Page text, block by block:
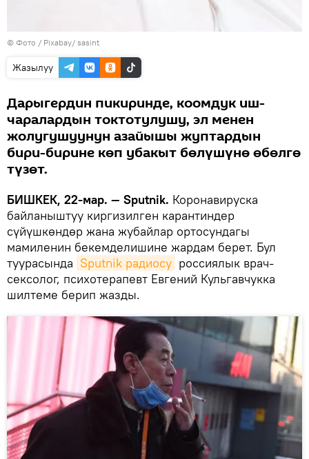
© Фото / Pixabay/ sasint
Жазылуу
Дарыгердин пикиринде, коомдук иш-
чаралардын токтотулушу, эл менен
жолугушуунун азайышы жуптардын
бири-бирине көп убакыт бөлүшүнө өбөлгө
түзөт.
БИШКЕК, 22-мар. — Sputnik. Коронавируска
байланыштуу киргизилген карантиндер
сүйүшкөндөр жана жубайлар ортосундагы
мамиленин бекемделишине жардам берет. Бул
туурасында Sputnik радиосу россиялык врач-
сексолог, психотерапевт Евгений Кульгавчукка
шилтеме берип жазды.